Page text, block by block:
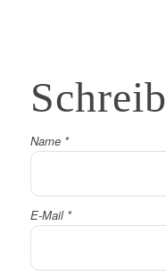
Schreib
Name *
E-Mail *